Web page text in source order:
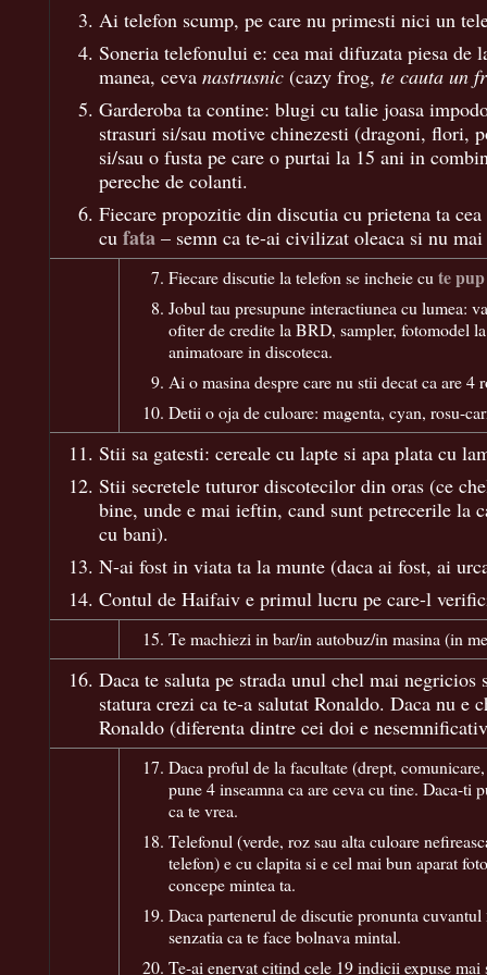
Ai telefon scump, pe care nu primesti nici un
Soneria telefonului e: cea mai difuzata piesa de
manea, ceva nastrusnic (cazy frog, te cauta un
Garderoba ta contine: blugi cu talie joasa
strasuri si/sau motive chinezesti (dragoni, flori,
si/sau o fusta pe care o purtai la 15 ani in
pereche de colanti.
Fiecare propozitie din discutia cu prietena ta
cu fata – semn ca te-ai civilizat oleaca si nu
Fiecare discutie la telefon se incheie cu te
Jobul tau presupune interactiunea cu lumea:
ofiter de credite la BRD, sampler, fotomodel
animatoare in discoteca.
Ai o masina despre care nu stii decat ca are 4
Detii o oja de culoare: magenta, cyan, rosu-
Stii sa gatesti: cereale cu lapte si apa plata cu
Stii secretele tuturor discotecilor din oras (ce
bine, unde e mai ieftin, cand sunt petrecerile la
cu bani).
N-ai fost in viata ta la munte (daca ai fost, ai
Contul de Haifaiv e primul lucru pe care-l
Te machiezi in bar/in autobuz/in masina (in
Daca te saluta pe strada unul chel mai negricios
statura crezi ca te-a salutat Ronaldo. Daca nu e
Ronaldo (diferenta dintre cei doi e
Daca proful de la facultate (drept,
pune 4 inseamna ca are ceva cu tine. Daca-ti
ca te vrea.
Telefonul (verde, roz sau alta culoare
telefon) e cu clapita si e cel mai bun aparat
concepe mintea ta.
Daca partenerul de discutie pronunta cuvantul
senzatia ca te face bolnava mintal.
Te-ai enervat citind cele 19 indicii expuse mai